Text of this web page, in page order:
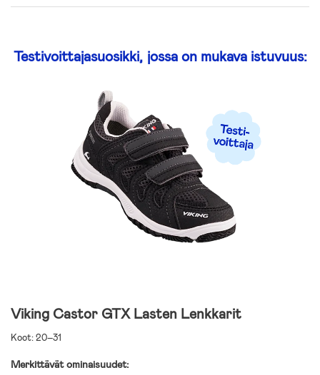
Testivoittajasuosikki, jossa on mukava istuvuus:
Viking Castor GTX Lasten Lenkkarit
Koot: 20–31
Merkittävät ominaisuudet: